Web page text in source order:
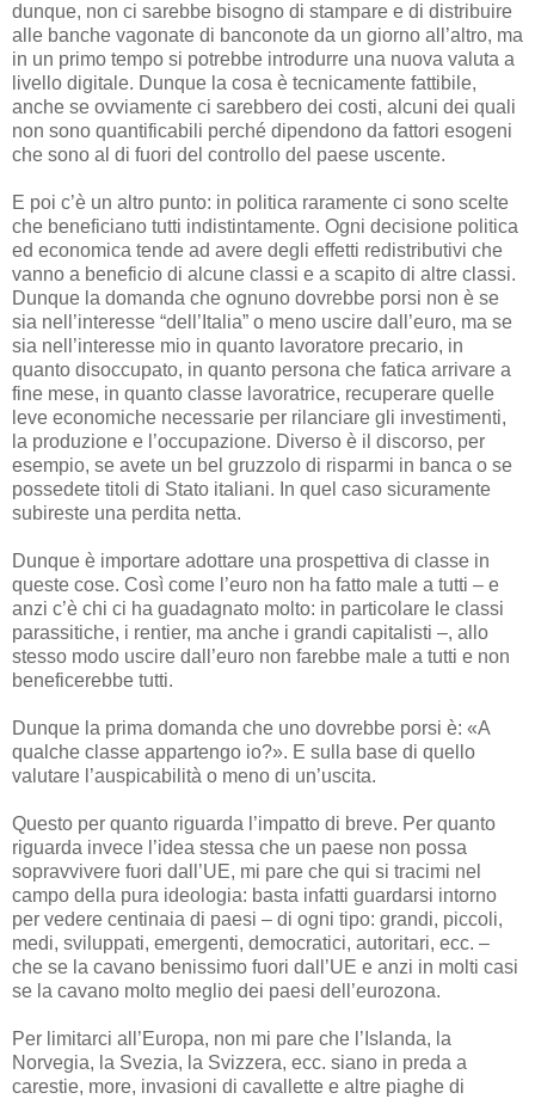
dunque, non ci sarebbe bisogno di stampare e di distribuire
alle banche vagonate di banconote da un giorno all’altro, ma
in un primo tempo si potrebbe introdurre una nuova valuta a
livello digitale. Dunque la cosa è tecnicamente fattibile,
anche se ovviamente ci sarebbero dei costi, alcuni dei quali
non sono quantificabili perché dipendono da fattori esogeni
che sono al di fuori del controllo del paese uscente.
E poi c’è un altro punto: in politica raramente ci sono scelte
che beneficiano tutti indistintamente. Ogni decisione politica
ed economica tende ad avere degli effetti redistributivi che
vanno a beneficio di alcune classi e a scapito di altre classi.
Dunque la domanda che ognuno dovrebbe porsi non è se
sia nell’interesse “dell’Italia” o meno uscire dall’euro, ma se
sia nell’interesse mio in quanto lavoratore precario, in
quanto disoccupato, in quanto persona che fatica arrivare a
fine mese, in quanto classe lavoratrice, recuperare quelle
leve economiche necessarie per rilanciare gli investimenti,
la produzione e l’occupazione. Diverso è il discorso, per
esempio, se avete un bel gruzzolo di risparmi in banca o se
possedete titoli di Stato italiani. In quel caso sicuramente
subireste una perdita netta.
Dunque è importare adottare una prospettiva di classe in
queste cose. Così come l’euro non ha fatto male a tutti – e
anzi c’è chi ci ha guadagnato molto: in particolare le classi
parassitiche, i rentier, ma anche i grandi capitalisti –, allo
stesso modo uscire dall’euro non farebbe male a tutti e non
beneficerebbe tutti.
Dunque la prima domanda che uno dovrebbe porsi è: «A
qualche classe appartengo io?». E sulla base di quello
valutare l’auspicabilità o meno di un’uscita.
Questo per quanto riguarda l’impatto di breve. Per quanto
riguarda invece l’idea stessa che un paese non possa
sopravvivere fuori dall’UE, mi pare che qui si tracimi nel
campo della pura ideologia: basta infatti guardarsi intorno
per vedere centinaia di paesi – di ogni tipo: grandi, piccoli,
medi, sviluppati, emergenti, democratici, autoritari, ecc. –
che se la cavano benissimo fuori dall’UE e anzi in molti casi
se la cavano molto meglio dei paesi dell’eurozona.
Per limitarci all’Europa, non mi pare che l’Islanda, la
Norvegia, la Svezia, la Svizzera, ecc. siano in preda a
carestie, more, invasioni di cavallette e altre piaghe di